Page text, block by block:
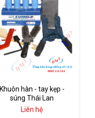
Khuôn hàn - tay kẹp -
súng Thái Lan
Liên hệ